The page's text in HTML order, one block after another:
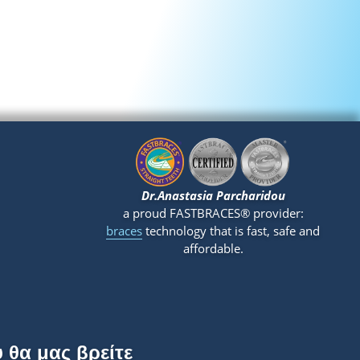
Dr.Anastasia Parcharidou
a proud FASTBRACES® provider:
braces technology that is fast, safe and
affordable.
μας βρείτε